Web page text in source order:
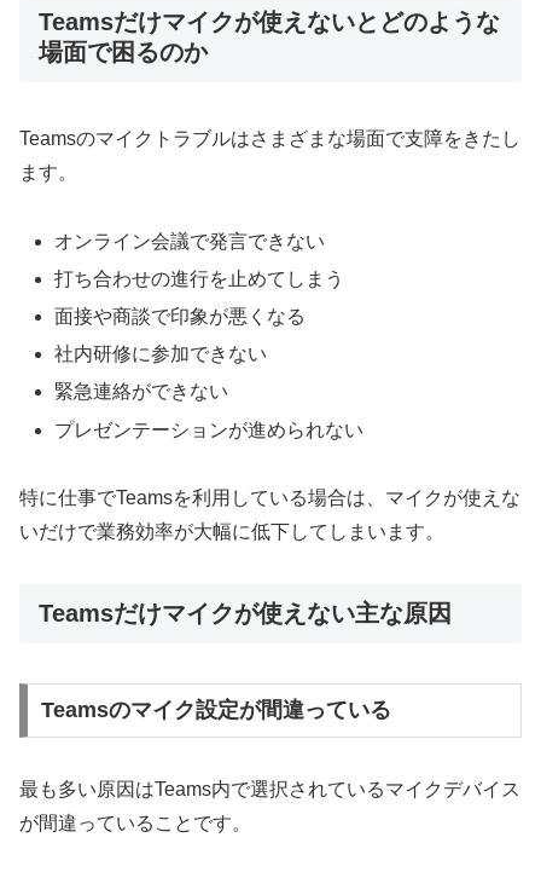
Teamsだけマイクが使えないとどのような
場面で困るのか
Teamsのマイクトラブルはさまざまな場面で支障をきたし
ます。
オンライン会議で発言できない
打ち合わせの進行を止めてしまう
面接や商談で印象が悪くなる
社内研修に参加できない
緊急連絡ができない
プレゼンテーションが進められない
特に仕事でTeamsを利用している場合は、マイクが使えな
いだけで業務効率が大幅に低下してしまいます。
Teamsだけマイクが使えない主な原因
Teamsのマイク設定が間違っている
最も多い原因はTeams内で選択されているマイクデバイス
が間違っていることです。